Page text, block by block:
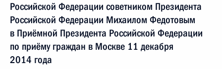
Российской Федерации советником Президента
Российской Федерации Михаилом Федотовым
в Приёмной Президента Российской Федерации
по приёму граждан в Москве 11 декабря
2014 года